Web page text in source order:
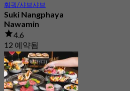
훠궈/샤브샤브
Suki Nangphaya
Nawamin
4.6
12 예약됨
에서฿ 339